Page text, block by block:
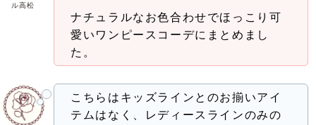
ル高松
ナチュラルなお色合わせでほっこり可
愛いワンピースコーデにまとめまし
た。
こちらはキッズラインとのお揃いアイ
テムはなく、レディースラインのみの